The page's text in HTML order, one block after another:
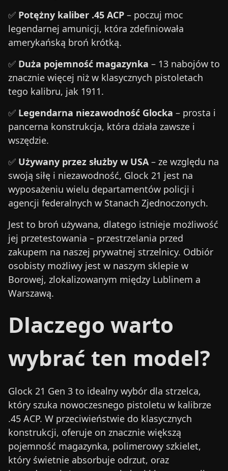
✅ Potężny kaliber .45 ACP – poczuj moc
legendarnej amunicji, która zdefiniowała
amerykańską broń krótką.
✅ Duża pojemność magazynka – 13 nabojów to
znacznie więcej niż w klasycznych pistoletach
tego kalibru, jak 1911.
✅ Legendarna niezawodność Glocka – prosta i
pancerna konstrukcja, która działa zawsze i
wszędzie.
✅ Używany przez służby w USA– ze względu na
swoją siłę i niezawodność, Glock 21 jest na
wyposażeniu wielu departamentów policji i
agencji federalnych w Stanach Zjednoczonych.
Jest to broń używana, dlatego istnieje możliwość
jej przetestowania – przestrzelania przed
zakupem na naszej prywatnej strzelnicy. Odbiór
osobisty możliwy jest w naszym sklepie w
Borowej, zlokalizowanym między Lublinem a
Warszawą.
Dlaczego warto
wybrać ten model?
Glock 21 Gen 3 to idealny wybór dla strzelca,
który szuka nowoczesnego pistoletu w kalibrze
.45 ACP. W przeciwieństwie do klasycznych
konstrukcji, oferuje on znacznie większą
pojemność magazynka, polimerowy szkielet,
który świetnie absorbuje odrzut, oraz